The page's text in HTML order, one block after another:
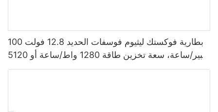
بطارية فوكستك ليثيوم فوسفات الحديد 12.8 فولت 100
أمبير/ساعة، سعة تخزين طاقة 1280 واط/ساعة أو 5120
واط/ساعة، مقاومة للماء والغبار بمعيار IP65، مناسبة